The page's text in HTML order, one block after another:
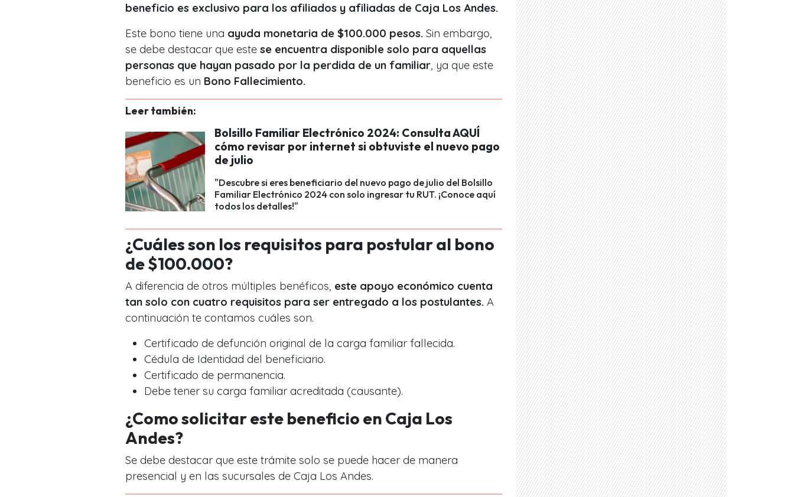
beneficio es exclusivo para los afiliados y afiliadas de Caja Los Andes.
Este bono tiene una ayuda monetaria de $100.000 pesos. Sin embargo,
se debe destacar que este se encuentra disponible solo para aquellas
personas que hayan pasado por la perdida de un familiar , ya que este
beneficio es un Bono Fallecimiento.
Leer también:
Bolsillo Familiar Electrónico 2024: Consulta AQUÍ
cómo revisar por internet si obtuviste el nuevo pago
de julio
"Descubre si eres beneficiario del nuevo pago de julio del Bolsillo
Familiar Electrónico 2024 con solo ingresar tu RUT. ¡Conoce aquí
todos los detalles!"
¿Cuáles son los requisitos para postular al bono
de $100.000?
A diferencia de otros múltiples benéficos, este apoyo económico cuenta
tan solo con cuatro requisitos para ser entregado a los postulantes. A
continuación te contamos cuáles son.
Certificado de defunción original de la carga familiar fallecida.
Cédula de Identidad del beneficiario.
Certificado de permanencia.
Debe tener su carga familiar acreditada (causante).
¿Como solicitar este beneficio en Caja Los
Andes?
Se debe destacar que este trámite solo se puede hacer de manera
presencial y en las sucursales de Caja Los Andes.